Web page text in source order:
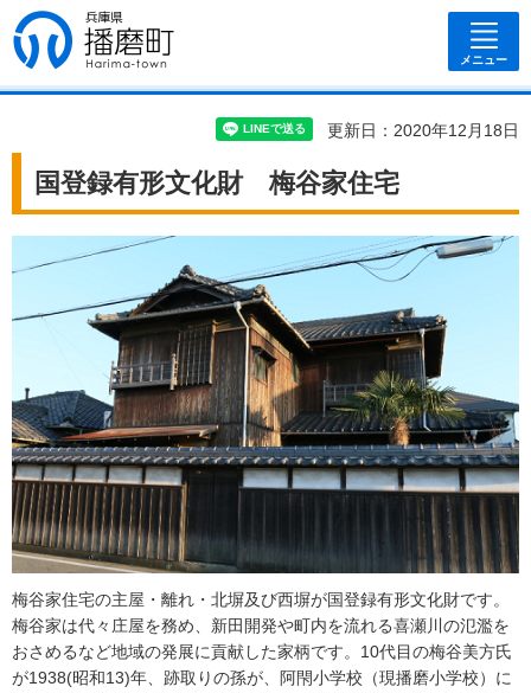
兵庫県 播磨
町
メニュー
更新日：2020年12月18日
国登録有形文化財 梅谷家住宅
梅谷家住宅の主屋・離れ・北塀及び西塀が国登録有形文化財です。
梅谷家は代々庄屋を務め、新田開発や町内を流れる喜瀬川の氾濫を
おさめるなど地域の発展に貢献した家柄です。10代目の梅谷美方氏
が1938(昭和13)年、跡取りの孫が、阿閇小学校（現播磨小学校）に